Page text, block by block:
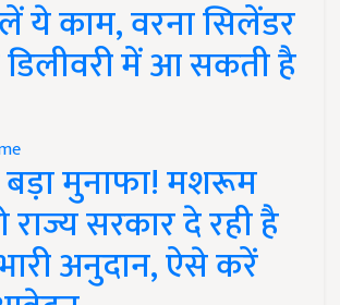
ये काम, वरना सिलेंडर
में आ सकती है
मुनाफा! मशरूम
राज्य सरकार दे रही है
अनुदान, ऐसे करें